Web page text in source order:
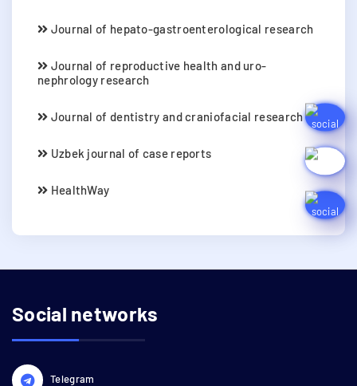
Journal of hepato-gastroenterological research
Journal of reproductive health and uro-
nephrology research
Journal of dentistry and craniofacial research
Uzbek journal of case reports
HealthWay
Social networks
Telegram